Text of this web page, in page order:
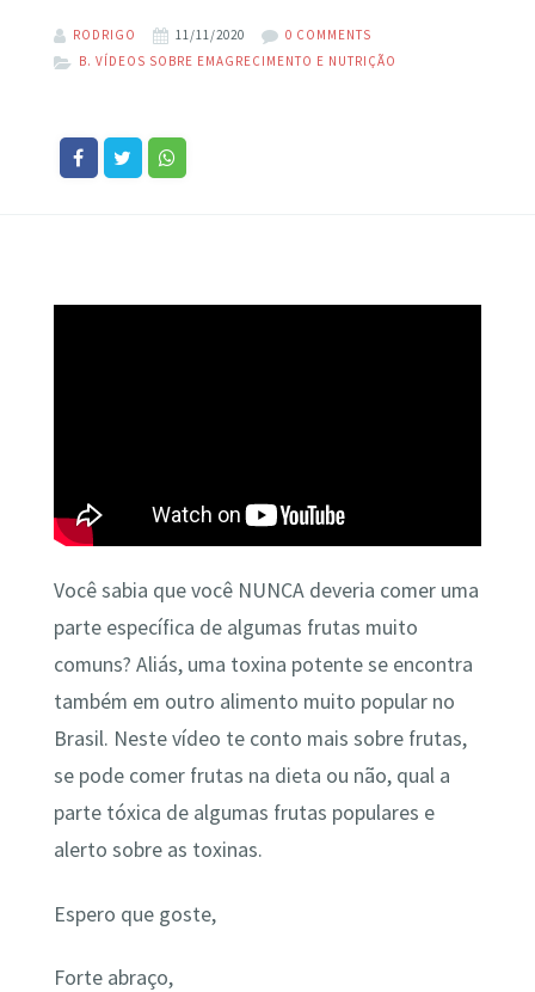
RODRIGO 11/11/2020
0 COMMENTS
B. VÍDEOS SOBRE EMAGRECIMENTO E NUTRIÇÃO
Você sabia que você NUNCA deveria comer uma
parte específica de algumas frutas muito
comuns? Aliás, uma toxina potente se encontra
também em outro alimento muito popular no
Brasil. Neste vídeo te conto mais sobre frutas,
se pode comer frutas na dieta ou não, qual a
parte tóxica de algumas frutas populares e
alerto sobre as toxinas.
Espero que goste,
Forte abraço,